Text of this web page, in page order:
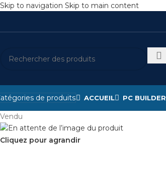
Skip to navigation Skip to main content
de produits ACCUEIL PC BUILDER
Vendu
Cliquez pour agrandir